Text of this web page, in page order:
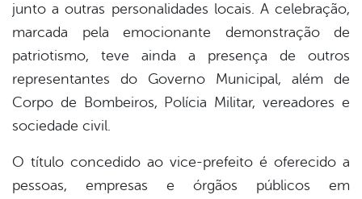
junto a outras personalidades locais. A celebração,
marcada pela emocionante demonstração de
patriotismo, teve ainda a presença de outros
representantes do Governo Municipal, além de
Corpo de Bombeiros, Polícia Militar, vereadores e
sociedade civil.
O título concedido ao vice-prefeito é oferecido a
pessoas, empresas e órgãos públicos em